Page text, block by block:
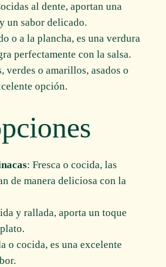
al dente, aportan una
un sabor delicado.
o a la plancha, es una verdura
perfectamente con la salsa.
verdes o amarillos, asados o
opción.
: Fresca o cocida, las
de manera deliciosa con la
y rallada, aporta un toque
o cocida, es una excelente